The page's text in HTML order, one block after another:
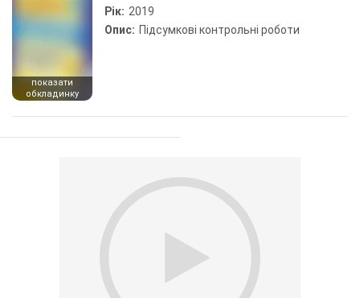
показати
обкладинку
Рік: 2019
Опис: Підсумкові контрольні роботи